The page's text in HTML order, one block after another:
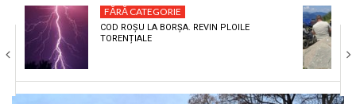
CULTURA
ECONOMIE
SANATATE
FĂRĂ CATEGORIE
COD ROȘU LA BORȘA. REVIN PLOILE
TORENȚIALE